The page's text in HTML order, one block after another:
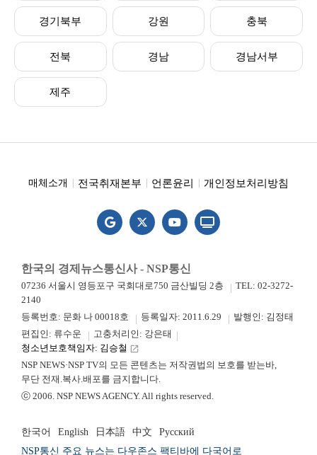
경기북부 강원 충북
전북 경남 경남서부
제주
매체소개 전국취재본부 언론윤리 개인정보처리방침
한국의 경제뉴스통신사 - NSP통신
07236 서울시 영등포구 국회대로750 금산빌딩 2층
TEL: 02-3272-
2140
등록번호: 문화 나 00018호
등록일자: 2011.6.29
발행인: 김정태
편집인: 류수운
고충처리인: 강은태
청소년보호책임자: 김승철 launch
NSP NEWS·NSP TV의 모든 콘텐츠는 저작권법의 보호를 받는바,
무단 전재.복사.배포를 금지합니다.
ⓒ 2006. NSP NEWS AGENCY. All rights reserved.
한국어 English 日本語 中文
Русский
NSP통신 주요 뉴스는 다우존스 팩티바에 다국어로